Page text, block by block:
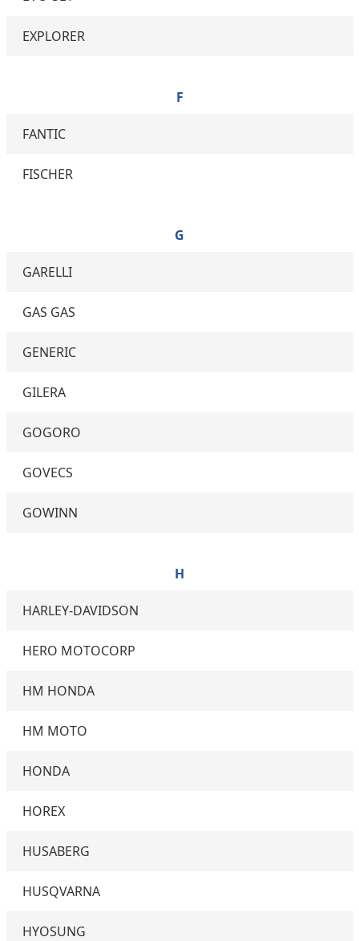
EXPLORER
F
FANTIC
FISCHER
G
GARELLI
GAS GAS
GENERIC
GILERA
GOGORO
GOVECS
GOWINN
H
HARLEY-DAVIDSON
HERO MOTOCORP
HM HONDA
HM MOTO
HONDA
HOREX
HUSABERG
HUSQVARNA
HYOSUNG